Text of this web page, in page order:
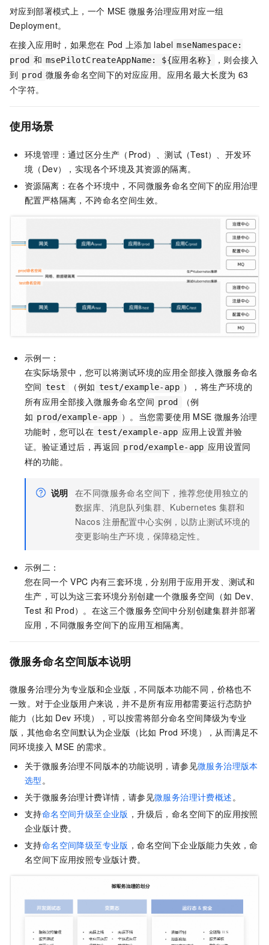
对应到部署模式上，一个 MSE 微服务治理应用对应一组
Deployment。
在接入应用时，如果您在 Pod 上添加 label mseNamespace:
prod 和 msePilotCreateAppName: ${应用名称}
，则会接入
到 prod 微服务命名空间下的对应应用。应用名最大长度为 63
个字符。
使用场景
环境管理：通过区分生产（Prod）、测试（Test）、开发环
境（Dev），实现各个环境及其资源的隔离。
资源隔离：在各个环境中，不同微服务命名空间下的应用治理
配置严格隔离，不跨命名空间生效。
示例一：
在实际场景中，您可以将测试环境的应用全部接入微服务命名
空间 test （例如 test/example-app ），将生产环境的
所有应用全部接入微服务命名空间 prod
（例
如 prod/example-app ）。当您需要使用 MSE 微服务治理
功能时，您可以在 test/example-app 应用上设置并验
证。验证通过后，再返回 prod/example-app 应用设置同
样的功能。
说明 在不同微服务命名空间下，推荐您使用独立的
数据库、消息队列集群、Kubernetes 集群和
Nacos 注册配置中心实例，以防止测试环境的
变更影响生产环境，保障稳定性。
示例二：
您在同一个 VPC 内有三套环境，分别用于应用开发、测试和
生产，可以为这三套环境分别创建一个微服务空间（如 Dev、
Test 和 Prod）。在这三个微服务空间中分别创建集群并部署
应用，不同微服务空间下的应用互相隔离。
微服务命名空间版本说明
微服务治理分为专业版和企业版，不同版本功能不同，价格也不
一致。对于企业版用户来说，并不是所有应用都需要运行态防护
能力（比如 Dev 环境），可以按需将部分命名空间降级为专业
版，其他命名空间默认为企业版（比如 Prod 环境），从而满足不
同环境接入 MSE 的需求。
关于微服务治理不同版本的功能说明，请参见微服务治理版本
选型。
关于微服务治理计费详情，请参见微服务治理计费概述。
支持命名空间升级至企业版 ，升级后，命名空间下的应用按照
企业版计费。
支持命名空间降级至专业版 ，命名空间下企业版能力失效，命
名空间下应用按照专业版计费。